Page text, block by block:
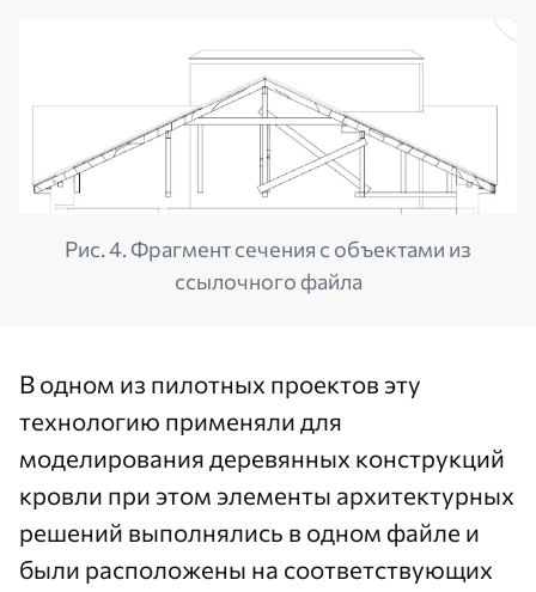
Рис. 4. Фрагмент сечения с объектами из
ссылочного файла
В одном из пилотных проектов эту
технологию применяли для
моделирования деревянных конструкций
кровли при этом элементы архитектурных
решений выполнялись в одном файле и
были расположены на соответствующих